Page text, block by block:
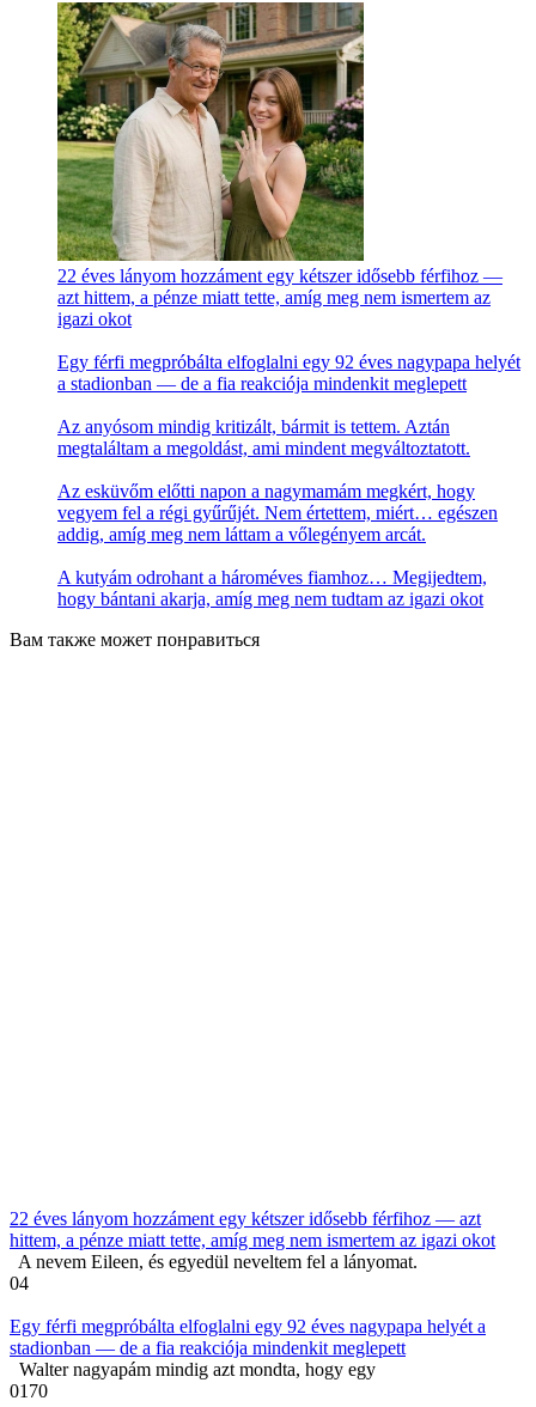
22 éves lányom hozzáment egy kétszer idősebb férfihoz —
azt hittem, a pénze miatt tette, amíg meg nem ismertem az
igazi okot
Egy férfi megpróbálta elfoglalni egy 92 éves nagypapa helyét
a stadionban — de a fia reakciója mindenkit meglepett
Az anyósom mindig kritizált, bármit is tettem. Aztán
megtaláltam a megoldást, ami mindent megváltoztatott.
Az esküvőm előtti napon a nagymamám megkért, hogy
vegyem fel a régi gyűrűjét. Nem értettem, miért… egészen
addig, amíg meg nem láttam a vőlegényem arcát.
A kutyám odrohant a hároméves fiamhoz… Megijedtem,
hogy bántani akarja, amíg meg nem tudtam az igazi okot
Вам также может понравиться
22 éves lányom hozzáment egy kétszer idősebb férfihoz — azt
hittem, a pénze miatt tette, amíg meg nem ismertem az igazi okot
A nevem Eileen, és egyedül neveltem fel a lányomat.
04
Egy férfi megpróbálta elfoglalni egy 92 éves nagypapa helyét a
stadionban — de a fia reakciója mindenkit meglepett
Walter nagyapám mindig azt mondta, hogy egy
0170